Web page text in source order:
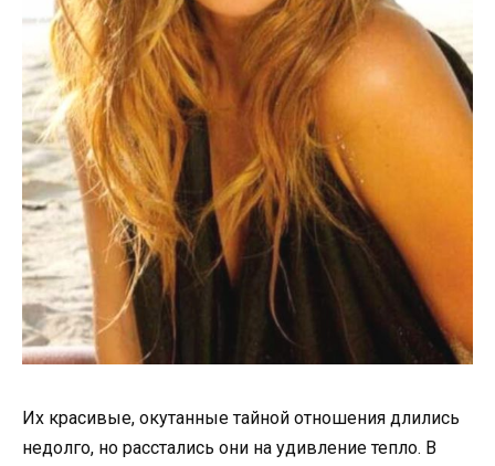
Их красивые, окутанные тайной отношения длились
недолго, но расстались они на удивление тепло. В